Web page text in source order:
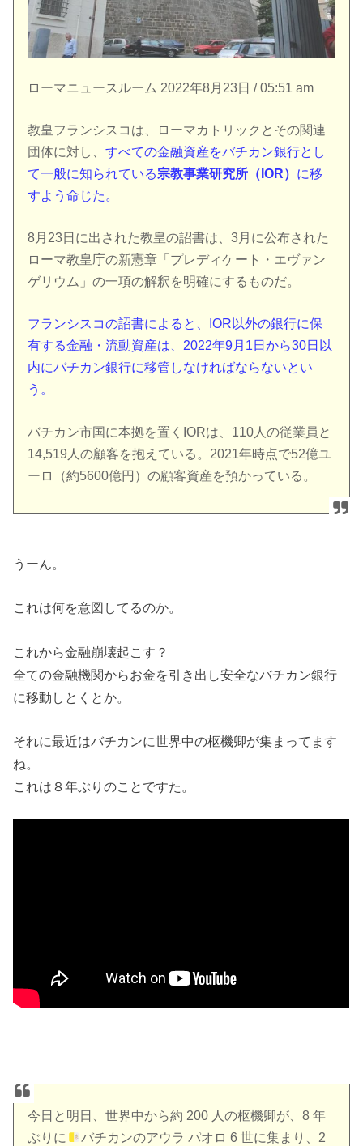
ローマニュースルーム 2022年8月23日 / 05:51 am
教皇フランシスコは、ローマカトリックとその関連
団体に対し、すべての金融資産をバチカン銀行とし
て一般に知られている宗教事業研究所（IOR） に移
すよう命じた。
8月23日に出された教皇の詔書は、3月に公布された
ローマ教皇庁の新憲章「プレディケート・エヴァン
ゲリウム」の一項の解釈を明確にするものだ。
フランシスコの詔書によると、IOR以外の銀行に保
有する金融・流動資産は、2022年9月1日から30日以
内にバチカン銀行に移管しなければならないとい
う。
バチカン市国に本拠を置くIORは、110人の従業員と
14,519人の顧客を抱えている。2021年時点で52億ユ
ーロ（約5600億円）の顧客資産を預かっている。
うーん。
これは何を意図してるのか。
これから金融崩壊起こす？
全ての金融機関からお金を引き出し安全なバチカン銀行
に移動しとくとか。
それに最近はバチカンに世界中の枢機卿が集まってます
ね。
これは８年ぶりのことですた。
今日と明日、世界中から約 200 人の枢機卿が、8 年
ぶりに
バチカンのアウラ パオロ 6 世に集まり、2